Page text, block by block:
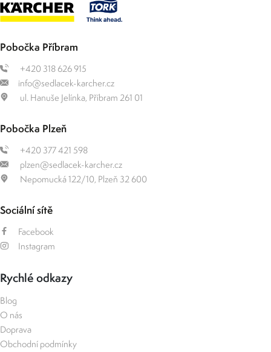
Pobočka Příbram
+420 318 626 915
info@sedlacek-karcher.cz
ul. Hanuše Jelínka, Příbram 261 01
Pobočka Plzeň
+420 377 421 598
plzen@sedlacek-karcher.cz
Nepomucká 122/10, Plzeň 32 600
Sociální sítě
Facebook
Instagram
Rychlé odkazy
Blog
O nás
Doprava
Obchodní podmínky